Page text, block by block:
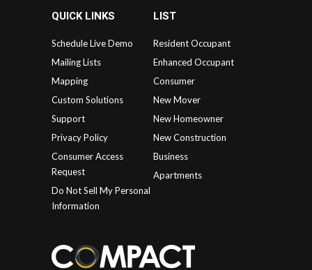
QUICK LINKS
Schedule Live Demo
Mailing Lists
Mapping
Custom Solutions
Support
Privacy Policy
Consumer Access
Request
Do Not Sell My Personal
Information
LIST
Resident Occupant
Enhanced Occupant
Consumer
New Mover
New Homeowner
New Construction
Business
Apartments